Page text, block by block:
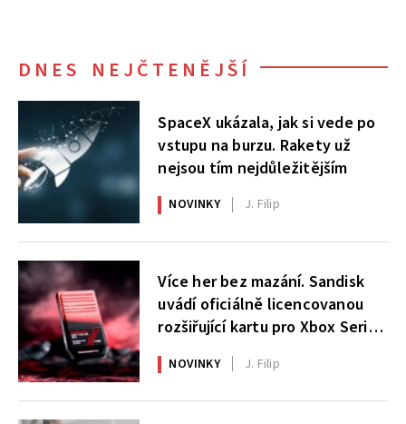
DNES NEJČTENĚJŠÍ
SpaceX ukázala, jak si vede po
vstupu na burzu. Rakety už
nejsou tím nejdůležitějším
NOVINKY J. Filip
Více her bez mazání. Sandisk
uvádí oficiálně licencovanou
rozšiřující kartu pro Xbox Series
X|S
NOVINKY J. Filip